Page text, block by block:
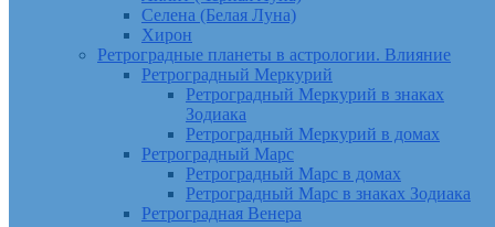
Селена (Белая Луна)
Хирон
Ретроградные планеты в астрологии. Влияние
Ретроградный Меркурий
Ретроградный Меркурий в знаках
Зодиака
Ретроградный Меркурий в домах
Ретроградный Марс
Ретроградный Марс в домах
Ретроградный Марс в знаках Зодиака
Ретроградная Венера